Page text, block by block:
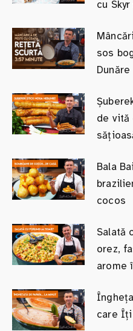
cu
sos
Dunăre
de vită
Bala
cocos
Salată
orez,
arome
care Îți